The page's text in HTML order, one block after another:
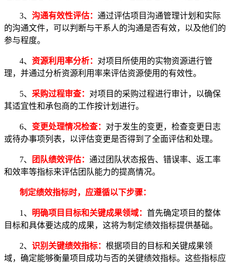
3、 沟通有效性评估： 通过评估项目沟通管理计划和实际
的沟通文件，可以判断与干系人的沟通是否有效，以及他们的
参与程度。
4、 资源利用率分析： 对项目所使用的实物资源进行管
理，并通过分析资源利用率来评估资源使用的有效性。
5、 采购过程审查： 对项目的采购过程进行审计，以确保
其适宜性和承包商的工作按计划进行。
6、 变更处理情况检查： 对于发生的变更，检查变更日志
或待办事项列表，以评估变更是否得到了全面评估和处理。
7、 团队绩效评估： 通过团队状态报告、错误率、返工率
和效率等指标来评估团队能力的提高情况。
制定绩效指标时，应遵循以下步骤：
1、 明确项目目标和关键成果领域： 首先确定项目的整体
目标和具体要达成的成果，这将为制定绩效指标提供基础。
2、 识别关键绩效指标： 根据项目的目标和关键成果领
域，确定能够衡量项目成功与否的关键绩效指标。这些指标应